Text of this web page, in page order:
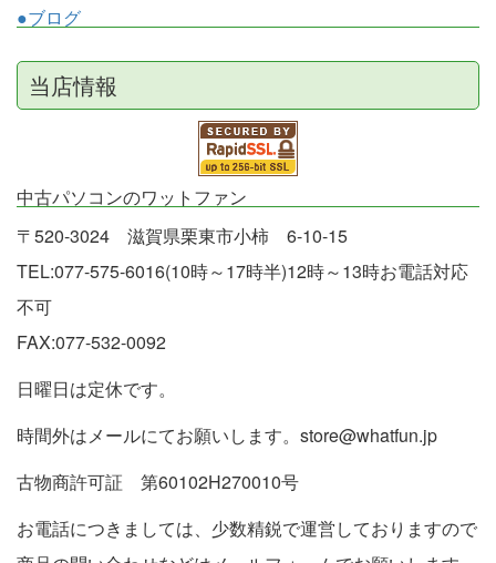
●ブログ
当店情報
中古パソコンのワットファン
〒520-3024 滋賀県栗東市小柿 6-10-15
TEL:077-575-6016(10時～17時半)12時～13時お電話対応
不可
FAX:077-532-0092
日曜日は定休です。
時間外はメールにてお願いします。store@whatfun.jp
古物商許可証 第60102H270010号
お電話につきましては、少数精鋭で運営しておりますので